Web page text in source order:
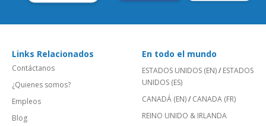
Links Relacionados
Contáctanos
¿Quienes somos?
Empleos
Blog
En todo el mundo
ESTADOS UNIDOS (EN)/ ESTADOS
UNIDOS (ES)
CANADÁ (EN)/ CANADA (FR)
REINO UNIDO & IRLANDA